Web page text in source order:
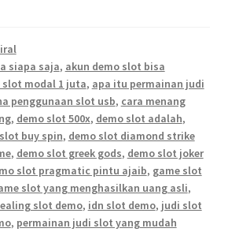
siapa saja, akun demo slot bisa
slot modal 1 juta, apa itu permainan judi
penggunaan slot usb, cara menang
, demo slot 500x, demo slot adalah,
buy spin, demo slot diamond strike
, demo slot greek gods, demo slot joker
slot pragmatic pintu ajaib, game slot
slot yang menghasilkan uang asli,
slot demo, idn slot demo, judi slot
, permainan judi slot yang mudah